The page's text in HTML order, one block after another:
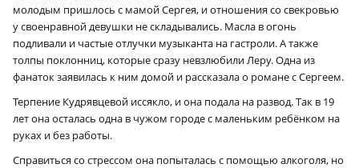
молодым пришлось с мамой Сергея, и отношения со свекровью
у своенравной девушки не складывались. Масла в огонь
подливали и частые отлучки музыканта на гастроли. А также
толпы поклонниц, которые сразу невзлюбили Леру. Одна из
фанаток заявилась к ним домой и рассказала о романе с Сергеем.
Терпение Кудрявцевой иссякло, и она подала на развод. Так в 19
лет она осталась одна в чужом городе с маленьким ребёнком на
руках и без работы.
Справиться со стрессом она попыталась с помощью алкоголя, но